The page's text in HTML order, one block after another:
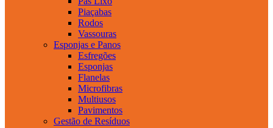
Piaçabas
Rodos
Vassouras
Esponjas e Panos
Esfregões
Esponjas
Flanelas
Microfibras
Multiusos
Pavimentos
Gestão de Resíduos